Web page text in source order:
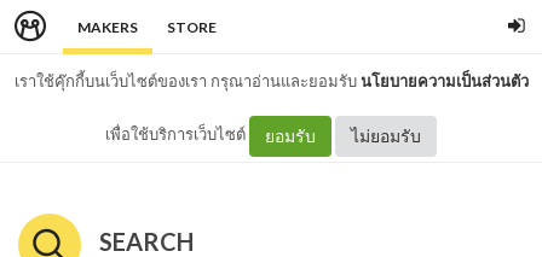
MAKERS STORE
เราใช้คุ๊กกี้บนเว็บไซต์ของเรา กรุณาอ่านและยอมรับนโยบายความเป็นส่วนตัว
เพื่อใช้บริการเว็บไซต์ ยอมรับ ไม่ยอมรับ
SEARCH